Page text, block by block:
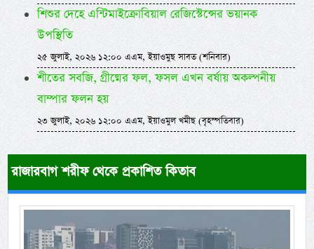
শিশুর দেহে এন্টিমাইক্রোবিয়াল রেজিস্টেন্সের ভয়ানক
উপস্থিতি
২৫ জুলাই, ২০২৬ ১২:০০ এএম, ইয়াওমুছ সাবত (শনিবার)
শীতের সবজি, গ্রীষ্মের ফল, ফসল এখন বর্ষায় অকল্পনীয়
বাম্পার ফলন হয়
২৩ জুলাই, ২০২৬ ১২:০০ এএম, ইয়াওমুল খমীছ (বৃহস্পতিবার)
রাজারবাগ শরীফ থেকে প্রকাশিত কিতাব